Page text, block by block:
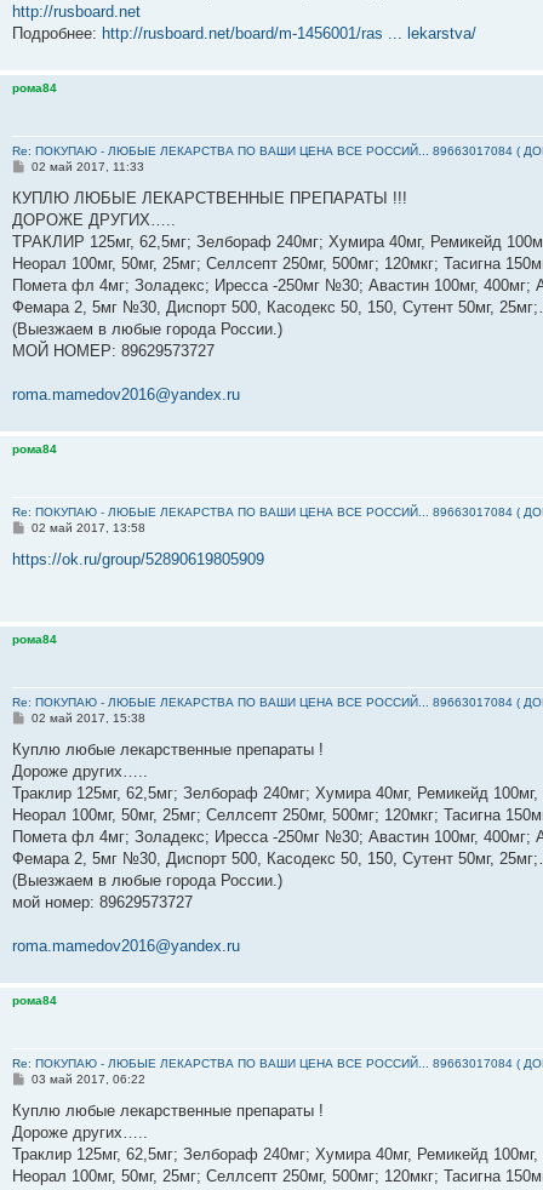
http://rusboard.net
Подробнее: http://rusboard.net/board/m-1456001/ras ... lekarstva/
рома84
Re: ПОКУПАЮ - ЛЮБЫЕ ЛЕКАРСТВА ПО ВАШИ ЦЕНА ВСЕ РОССИЙ... 89663017084 (
С
о
щ
е
и
е
02 май 2017, 11:33
КУПЛЮ ЛЮБЫЕ ЛЕКАРСТВЕННЫЕ ПРЕПАРАТЫ !!!
ДОРОЖЕ ДРУГИХ…..
ТРАКЛИР 125мг, 62,5мг; Зелбораф 240мг; Хумира 40мг, Ремикейд
Неорал 100мг, 50мг, 25мг; Селлсепт 250мг, 500мг; 120мкг; Тасигна
Помета фл 4мг; Золадекс; Иресса -250мг №30; Авастин 100мг, 400мг;
Фемара 2, 5мг №30, Диспорт 500, Касодекс 50, 150, Сутент 50мг,
(Выезжаем в любые города России.)
МОЙ НОМЕР: ‪89629573727‬
roma.mamedov2016@yandex.ru
рома84
Re: ПОКУПАЮ - ЛЮБЫЕ ЛЕКАРСТВА ПО ВАШИ ЦЕНА ВСЕ РОССИЙ... 89663017084 (
С
о
б
и
е
02 май 2017, 13:58
https://ok.ru/group/52890619805909
рома84
Re: ПОКУПАЮ - ЛЮБЫЕ ЛЕКАРСТВА ПО ВАШИ ЦЕНА ВСЕ РОССИЙ... 89663017084 (
С
о
б
щ
е
и
е
02 май 2017, 15:38
Куплю любые лекарственные препараты !
Дороже других…..
Траклир 125мг, 62,5мг; Зелбораф 240мг; Хумира 40мг, Ремикейд
Неорал 100мг, 50мг, 25мг; Селлсепт 250мг, 500мг; 120мкг; Тасигна
Помета фл 4мг; Золадекс; Иресса -250мг №30; Авастин 100мг, 400мг;
Фемара 2, 5мг №30, Диспорт 500, Касодекс 50, 150, Сутент 50мг,
(Выезжаем в любые города России.)
мой номер: ‪89629573727‬
roma.mamedov2016@yandex.ru
рома84
Re: ПОКУПАЮ - ЛЮБЫЕ ЛЕКАРСТВА ПО ВАШИ ЦЕНА ВСЕ РОССИЙ... 89663017084 (
С
о
б
щ
е
и
03 май 2017, 06:22
Куплю любые лекарственные препараты !
Дороже других…..
Траклир 125мг, 62,5мг; Зелбораф 240мг; Хумира 40мг, Ремикейд
Неорал 100мг, 50мг, 25мг; Селлсепт 250мг, 500мг; 120мкг; Тасигна